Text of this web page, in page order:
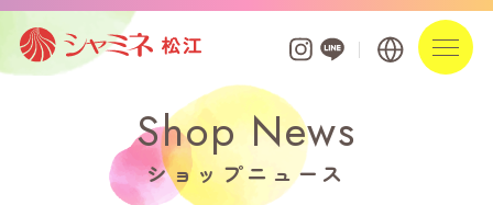
フロアガイド
ショップを探す
Shop News
ショップニュース